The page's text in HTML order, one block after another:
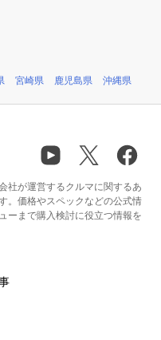
宮崎県 鹿児島県 沖縄県
社が運営するクルマに関するあ
。価格やスペックなどの公式情
ーまで購入検討に役立つ情報を